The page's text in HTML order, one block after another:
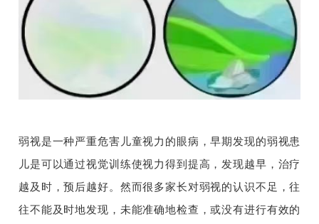
弱视是一种严重危害儿童视力的眼病，早期发现的弱视患
儿是可以通过视觉训练使视力得到提高，发现越早，治疗
越及时，预后越好。然而很多家长对弱视的认识不足，往
往不能及时地发现，未能准确地检查，或没有进行有效的